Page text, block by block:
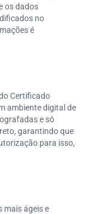
os dados
no
é
Certificado
ambiente digital de
e só
garantindo que
para isso,
mais ágeis e